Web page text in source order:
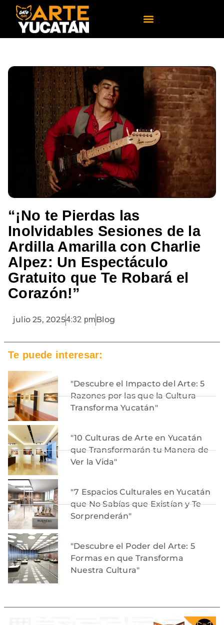
“¡No te Pierdas las
Inolvidables Sesiones de la
Ardilla Amarilla con Charlie
Alpez: Un Espectáculo
Gratuito que Te Robará el
Corazón!”
julio 25, 20254:32 pmBlog
Te puede interesar:
"Descubre el Impacto del Arte: 5
Razones por las que la Cultura
Transforma Yucatán"
"10 Culturas de Arte en Yucatán
que Transformarán tu Manera de
Ver la Vida"
"7 Espacios Culturales en Yucatán
que No Sabías que Existían y Te
Sorprenderán"
"Descubre el Poder del Arte: 5
Formas en que Transforma
Nuestra Cultura"